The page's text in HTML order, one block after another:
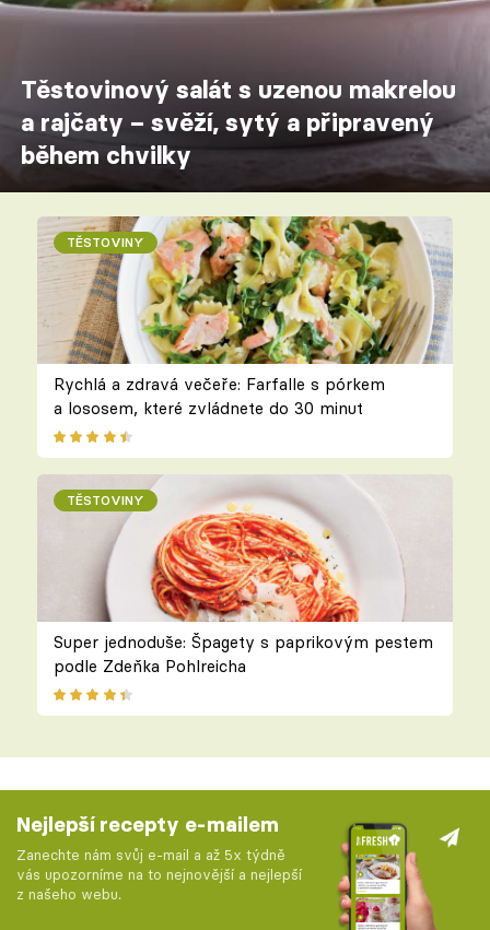
Těstovinový salát s uzenou makrelou
a rajčaty – svěží, sytý a připravený
během chvilky
TĚSTOVINY
Rychlá a zdravá večeře: Farfalle s pórkem
a lososem, které zvládnete do 30 minut
TĚSTOVINY
Super jednoduše: Špagety s paprikovým pestem
podle Zdeňka Pohlreicha
Nejlepší recepty e-mailem
Zanechte nám svůj e-mail a až 5x týdně
vás upozorníme na to nejnovější a nejlepší
z našeho webu.